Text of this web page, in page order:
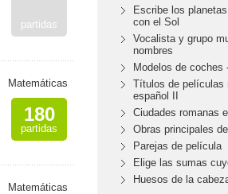
partidas
Matemáticas
180
partidas
Matemáticas
Escribe los
con el Sol
Vocalista y grupo
nombres
Modelos de
Títulos de películas
español II
Ciudades romanas
Obras principales
Parejas de película
Elige las sumas
Huesos de la